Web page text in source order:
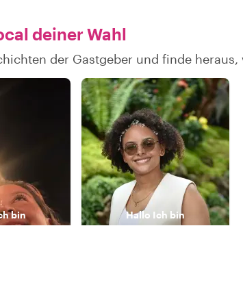
deiner Wahl
der Gastgeber und finde heraus,
bin Hallo Ich bin